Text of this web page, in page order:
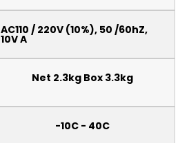
AC110 / 220V (10%), 50 /60hZ,
10V A
Net 2.3kg Box 3.3kg
-10C - 40C